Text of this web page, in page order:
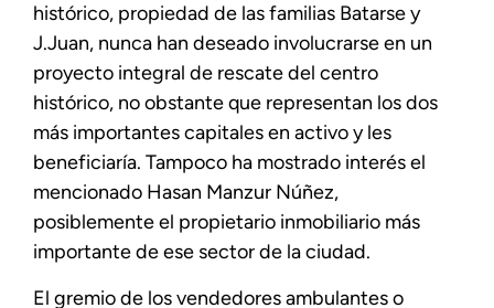
histórico, propiedad de las familias Batarse y
J.Juan, nunca han deseado involucrarse en un
proyecto integral de rescate del centro
histórico, no obstante que representan los dos
más importantes capitales en activo y les
beneficiaría. Tampoco ha mostrado interés el
mencionado Hasan Manzur Núñez,
posiblemente el propietario inmobiliario más
importante de ese sector de la ciudad.
El gremio de los vendedores ambulantes o